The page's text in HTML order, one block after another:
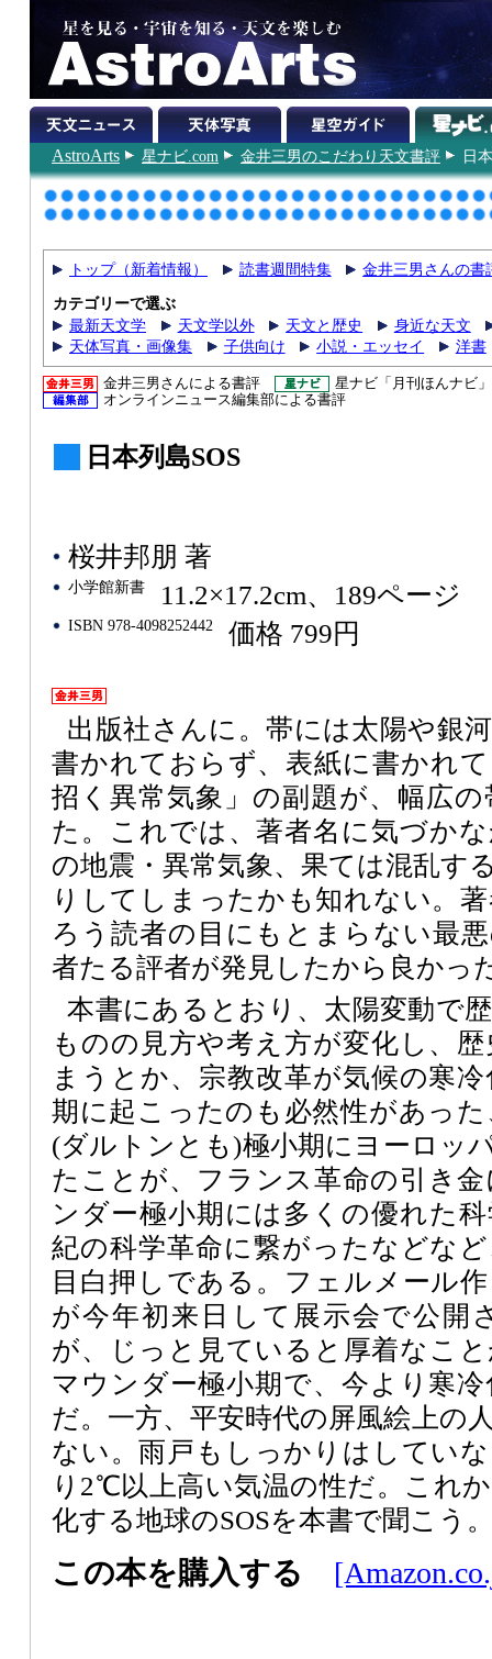
AstroArts 星ナビ.com 金井三男のこだわり天文書評 日
トップ（新着情報） 読書週間特集 金井三男さんの書
カテゴリーで選ぶ
最新天文学
天文学以外 天文と歴史
身近な天文
天体写真・画像集
子供向け 小説・エッセイ 洋書
金井三男さんによる書評
星ナビ「月刊ほんナビ
オンラインニュース編集部による書評
日本列島SOS
桜井邦朋 著
小学館新書 11.2×17.2cm、189ページ
ISBN 978-4098252442 価格 799円
出版社さんに。帯には太陽や銀
書かれておらず、表紙に書かれ
招く異常気象」の副題が、幅広
た。これでは、著者名に気づか
の地震・異常気象、果ては混乱す
りしてしまったかも知れない。
ろう読者の目にもとまらない最
者たる評者が発見したから良かっ
本書にあるとおり、太陽変動で
ものの見方や考え方が変化し、
まうとか、宗教改革が気候の寒
期に起こったのも必然性があっ
(ダルトンとも)極小期にヨーロッ
たことが、フランス革命の引き
ンダー極小期には多くの優れた
紀の科学革命に繋がったなどな
目白押しである。フェルメール
が今年初来日して展示会で公開
が、じっと見ていると厚着なこ
マウンダー極小期で、今より寒
だ。一方、平安時代の屏風絵上の
ない。雨戸もしっかりはしてい
り2℃以上高い気温の性だ。これ
化する地球のSOSを本書で聞こう
この本を購入する